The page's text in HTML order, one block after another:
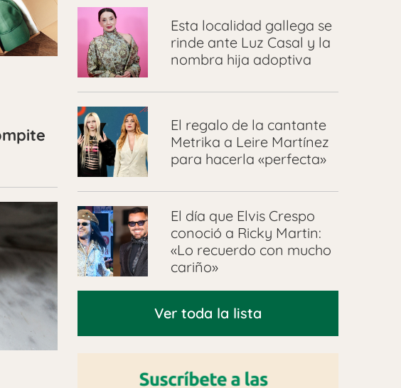
Esta localidad gallega se
rinde ante Luz Casal y la
nombra hija adoptiva
El regalo de la cantante
Metrika a Leire Martínez
para hacerla «perfecta»
El día que Elvis Crespo
conoció a Ricky Martin:
«Lo recuerdo con mucho
cariño»
Ver toda la lista